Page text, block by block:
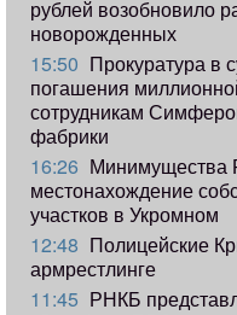
рублей возобновило
новорожденных
15:50 Прокуратура в
погашения
сотрудникам
фабрики
16:26 Минимущества
местонахождение
участков в Укромном
12:48 Полицейские
армрестлинге
11:45 РНКБ